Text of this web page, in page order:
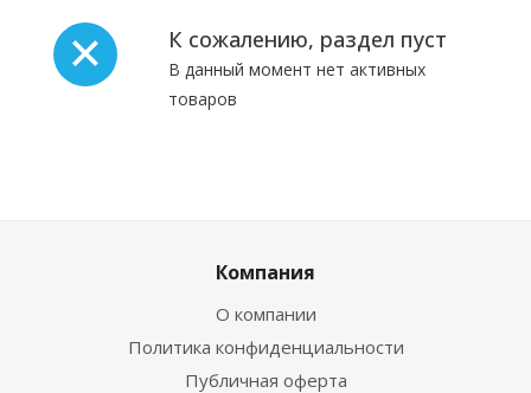
К сожалению, раздел пуст
В данный момент нет активных
товаров
Компания
О компании
Политика конфиденциальности
Публичная оферта